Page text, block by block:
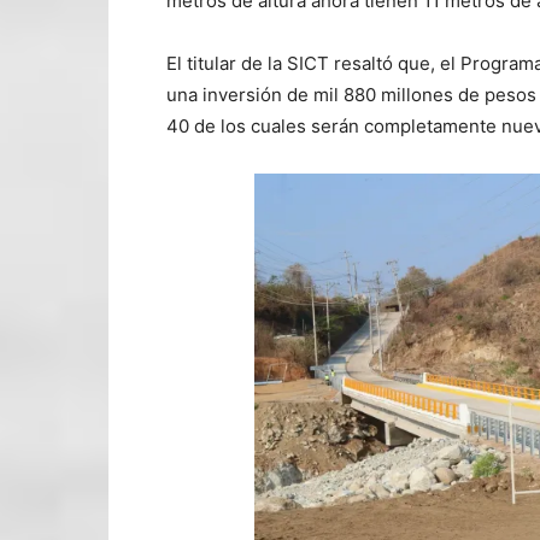
El titular de la SICT resaltó que, el
una inversión de mil 880 millones de
40 de los cuales serán completamente